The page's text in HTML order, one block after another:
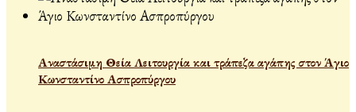
Αναστάσιμη Θεία Λειτουργία και τράπεζα αγάπης στον Άγιο
Κωνσταντίνο Ασπροπύργου